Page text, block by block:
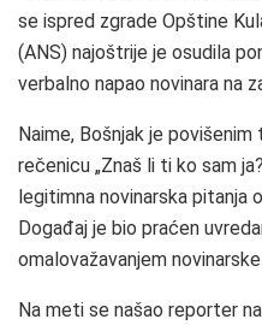
se ispred zgrade Opštine
(ANS) najoštrije je osudila
verbalno napao novinara na
Naime, Bošnjak je
rečenicu „Znaš li ti ko sam
legitimna novinarska pitanja
Događaj je bio praćen
omalovažavanjem
Na meti se našao reporter